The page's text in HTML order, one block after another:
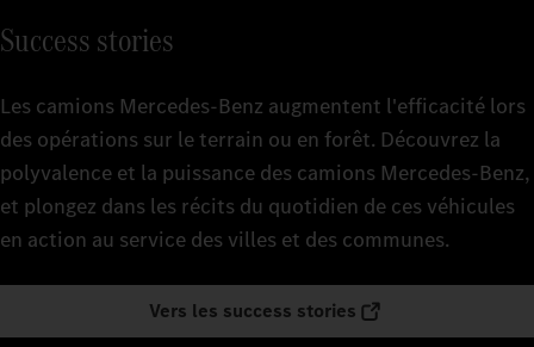
Success stories
Les camions Mercedes‑Benz augmentent l'efficacité lors
des opérations sur le terrain ou en forêt. Découvrez la
polyvalence et la puissance des camions Mercedes-Benz,
et plongez dans les récits du quotidien de ces véhicules
en action au service des villes et des communes.
Vers les success stories